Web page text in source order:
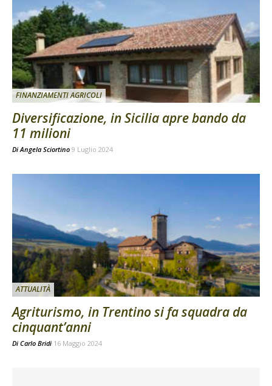
FINANZIAMENTI AGRICOLI
Diversificazione, in Sicilia apre bando da
11 milioni
DiAngela Sciortino 9 Luglio 2024
ATTUALITÀ
Agriturismo, in Trentino si fa squadra da
cinquant’anni
Di Carlo Bridi 16 Maggio 2024